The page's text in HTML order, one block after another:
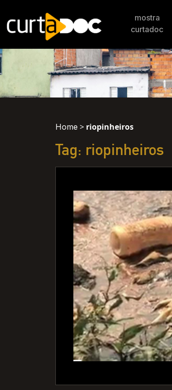
mostra
curtadoc
Home > riopinheiros
Tag: riopinheiros